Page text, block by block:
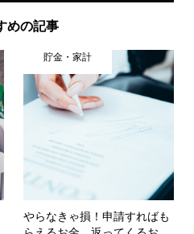
めの記事
貯金・家計
やらなきゃ損！申請すればも